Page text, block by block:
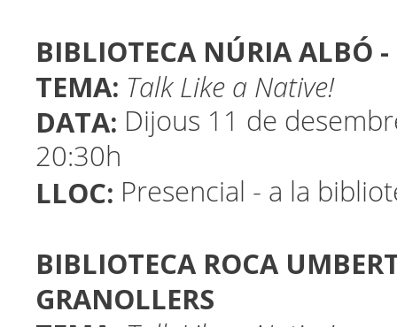
BIBLIOTECA NÚRIA ALBÓ -
TEMA: Talk Like a Native!
DATA: Dijous 11 de
20:30h
LLOC: Presencial - a la
BIBLIOTECA ROCA
GRANOLLERS